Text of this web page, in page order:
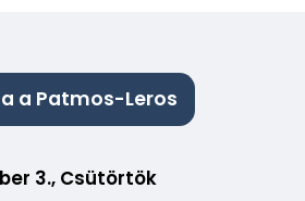
a Patmos-Leros
3., Csütörtök